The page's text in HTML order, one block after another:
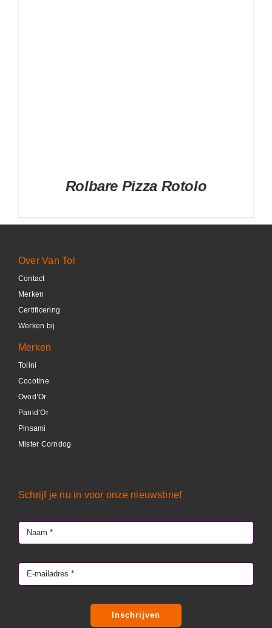
Rolbare Pizza Rotolo
Over Van Tol
Contact
Merken
Certificering
Werken bij
Merken
Tolini
Cocotine
Ovod’Or
Panid’Or
Pinsami
Mister Corndog
Schrijf je nu in voor onze nieuwsbrief
Inschrijven